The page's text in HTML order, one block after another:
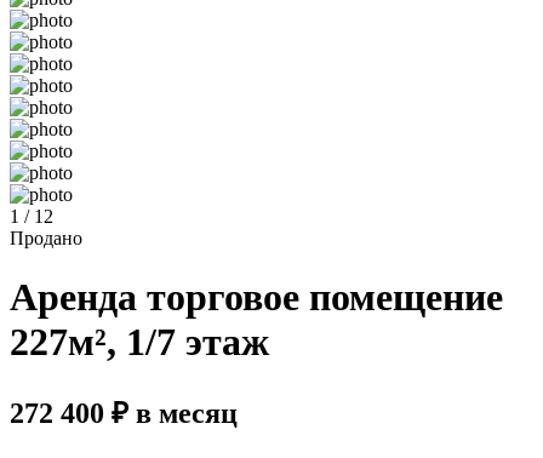
1 / 12
Продано
Аренда торговое помещение
227м², 1/7 этаж
272 400 ₽ в месяц